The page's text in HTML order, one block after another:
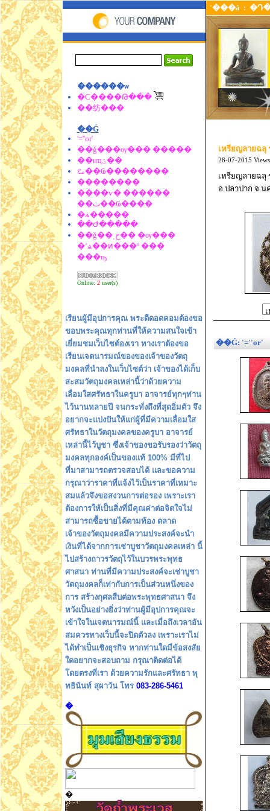
������ѡ
�С����Թ���
��纺���
��Ǵ
'=''or'
��ǧ���ѹ��� �����
��иҵؾ��
ࡨ��Ҩ��������
��������
����ѵ� ������
��ٺ��Ҩ����
�ѧ�����
��Ժ�����
��ǧ��ͺح�� �ѹ���
�˹ѧ��ͷ���º ���
���ҧ
Online: 2user(s)
เรียนผู้มีอุปการคุณ พระดีดอดคอมต้องขอ
ขอบพระคุณทุกท่านที่ให้ความสนใจเข้า
เยี่ยมชมเว็บไซต์องเรา ทางเราต้องขอ
เรียนเจตนารมณ์ของของเจ้าของวัตถุ
มงคลที่นำลงในเว็บไซต์ว่า เจ้าของได้เก็บ
สะสมวัตถุมงคลเหล่านี้ว่าด้วยความ
เลื่อมใสศรัทธาในครูบา อาจารย์ทุกๆท่าน
ไว้นานหลายปี จนกระทั่งถึงที่สุดอิ่มตัว จึง
อยากจะแบ่งปันให้แก่ผู้ที่มีความเลื่อมใส
ศรัทธาในวัตถุมงคลของครูบา อาจารย์
เหล่านี้ไว้บูชา ซึ่งเจ้าของขอรับรองว่าวัตถุ
มงคลทุกองค์เป็นของแท้ 100% มีที่ไป
ที่มาสามารถตรวจสอบได้ และขอความ
กรุณาว่าราคาที่แจ้งไว้เป็นราคาที่เหมาะ
สมแล้วจึงขอสงวนการต่อรอง เพราะเรา
ต้องการให้เป็นสิ่งที่มีคุณค่าต่อจิตใจไม่
สามารถซื้อขายได้ตามท้อง ตลาด
เจ้าของวัตถุมงคลมีความประสงค์จะนำ
เงินที่ได้จากการเช่าบูชาวัตถุมงคลเหล่า นี้
ไปสร้างถาวรวัตถุไว้ในบวรพระพุทธ
ศาสนา ท่านที่มีความประสงค์จะเช่าบูชา
วัตถุมงคลก็เท่ากับการเป็นส่วนหนึ่งของ
การ สร้างกุศลสืบต่อพระพุทธศาสนา จึง
หวังเป็นอย่างยิ่งว่าท่านผู้มีอุปการคุณจะ
เข้าใจในเจตนารมณ์นี้ และเมื่อถึงเวลาอัน
สมควรทางเว็บนี้จะปิดตัวลง เพราะเราไม่
ได้ทำเป็นเชิงธุรกิจ หากท่านใดมีข้อสงสัย
ใดอยากจะสอบถาม กรุณาติดต่อได้
โดยตรงที่เรา ด้วยความรักและศรัทธา พุ
ทธินันท์ สุผาวัน โทร083-286-5461
�
�
˹���á:
เหรียญลายฉลุ
28-07-2015
เหรียญลายฉลุ
อ.ปลาปาก จ.
��Ǵ: '=''or'